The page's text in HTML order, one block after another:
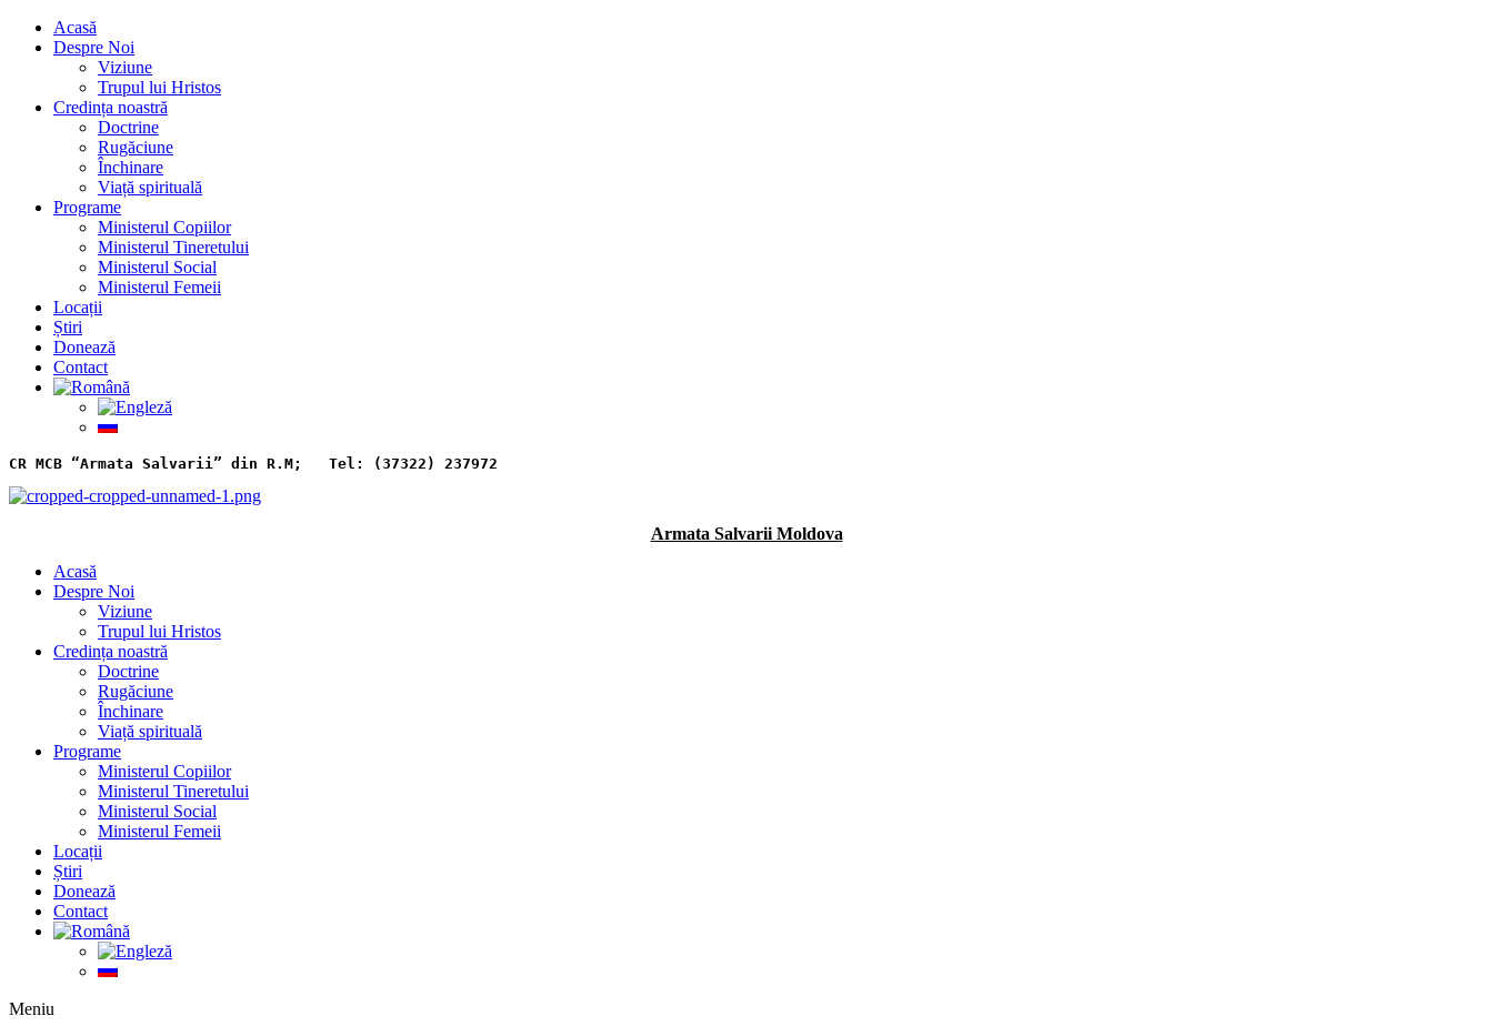
Acasă
Despre Noi
Viziune
Trupul lui Hristos
Credința noastră
Doctrine
Rugăciune
Închinare
Viață spirituală
Programe
Ministerul Copiilor
Ministerul Tineretului
Ministerul Social
Ministerul Femeii
Locații
Știri
Donează
Contact
CR MCB “Armata Salvarii” din R.M; Tel: (37322) 237972
Armata Salvarii Moldova
Acasă
Despre Noi
Viziune
Trupul lui Hristos
Credința noastră
Doctrine
Rugăciune
Închinare
Viață spirituală
Programe
Ministerul Copiilor
Ministerul Tineretului
Ministerul Social
Ministerul Femeii
Locații
Știri
Donează
Contact
Meniu